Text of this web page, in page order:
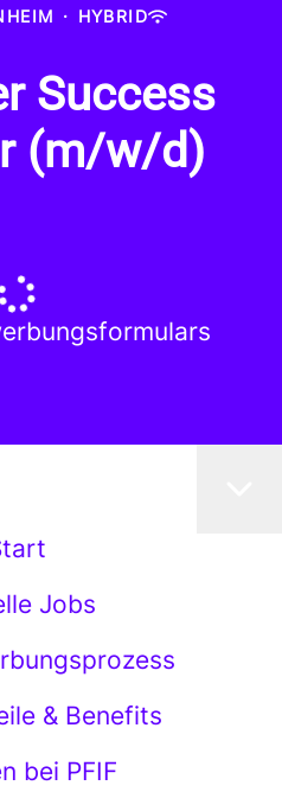
· HYBRID
Success
(m/w/d)
Jobs
& Benefits
bei PFIF